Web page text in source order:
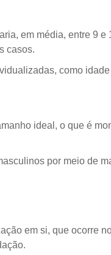
em média, entre 9
casos.
como
ideal, o que é
por meio de
em si, que ocorre